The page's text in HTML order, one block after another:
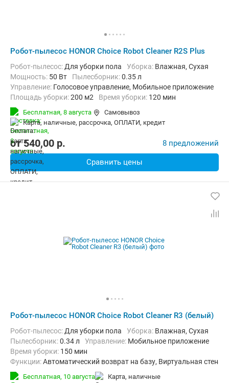
Робот-пылесос HONOR Choice Robot Cleaner R2S Plus
Робот-пылесос: Для уборки пола Уборка: Влажная, Сухая
мощность: 50 Вт пылесборник:0.35 л
Управление: Голосовое управление, Мобильное приложение
Площадь уборки:200 м2 Время уборки: 120 мин
Функции:
Бесплатная, 8 августа
Самовывоз
карта, наличные, рассрочка, ОПЛАТИ, кредит
от540,00 p. 8 предложений
Сравнить цены
Робот-пылесос HONOR Choice Robot Cleaner R3 (белый)
Робот-пылесос: Для уборки пола Уборка: Влажная, Сухая
пылесборник:0.34 л Управление: Мобильное приложение
Время уборки: 150 мин
Функции:Автоматический возврат на базу, Виртуальная
Бесплатная, 10 августа карта, наличные